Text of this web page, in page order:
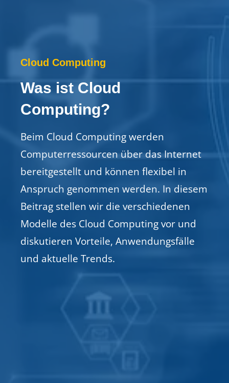
Cloud Computing
Was ist Cloud
Computing?
Beim Cloud Computing werden
Computerressourcen über das Internet
bereitgestellt und können flexibel in
Anspruch genommen werden. In diesem
Beitrag stellen wir die verschiedenen
Modelle des Cloud Computing vor und
diskutieren Vorteile, Anwendungsfälle
und aktuelle Trends.